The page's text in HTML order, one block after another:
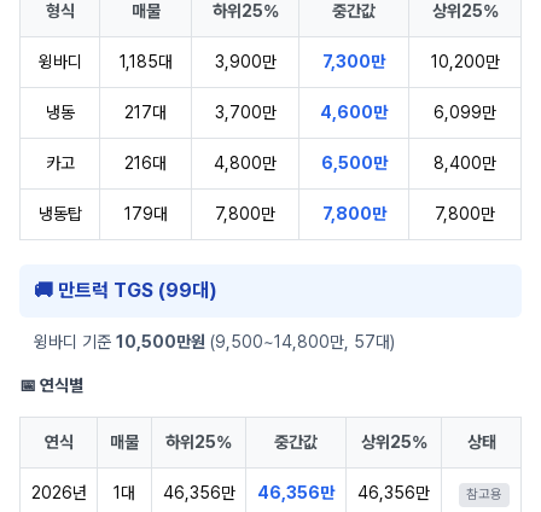
형식 매물 하위25% 중간값 상위25%
윙바디 1,185대 3,900만 7,300만 10,200만
냉동 217대 3,700만 4,600만 6,099만
카고 216대 4,800만 6,500만 8,400만
냉동탑 179대 7,800만 7,800만 7,800만
🚚 만트럭 TGS (99대)
윙바디 기준 10,500만원 (9,500~14,800만, 57대)
📅 연식별
연식 매물 하위25% 중간값 상위25% 상태
2026년 1대 46,356만 46,356만 46,356만 참고용